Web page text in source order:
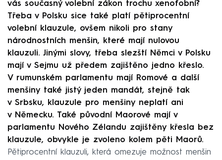
vás současný volební zákon trochu xenofobní?
Třeba v Polsku sice také platí pětiprocentní
volební klauzule, ovšem nikoli pro stany
národnostních menšin, které mají nulovou
klauzuli. Jinými slovy, třeba slezští Němci v Polsku
mají v Sejmu už předem zajištěno jedno křeslo.
V rumunském parlamentu mají Romové a další
menšiny také jistý jeden mandát, stejně tak
v Srbsku, klauzule pro menšiny neplatí ani
v Německu. Také původní Maorové mají v
parlamentu Nového Zélandu zajištěny křesla bez
klauzule, obvykle je zvoleno kolem pěti Maorů.
Pětiprocentní klauzuli, která omezuje možnost menšin